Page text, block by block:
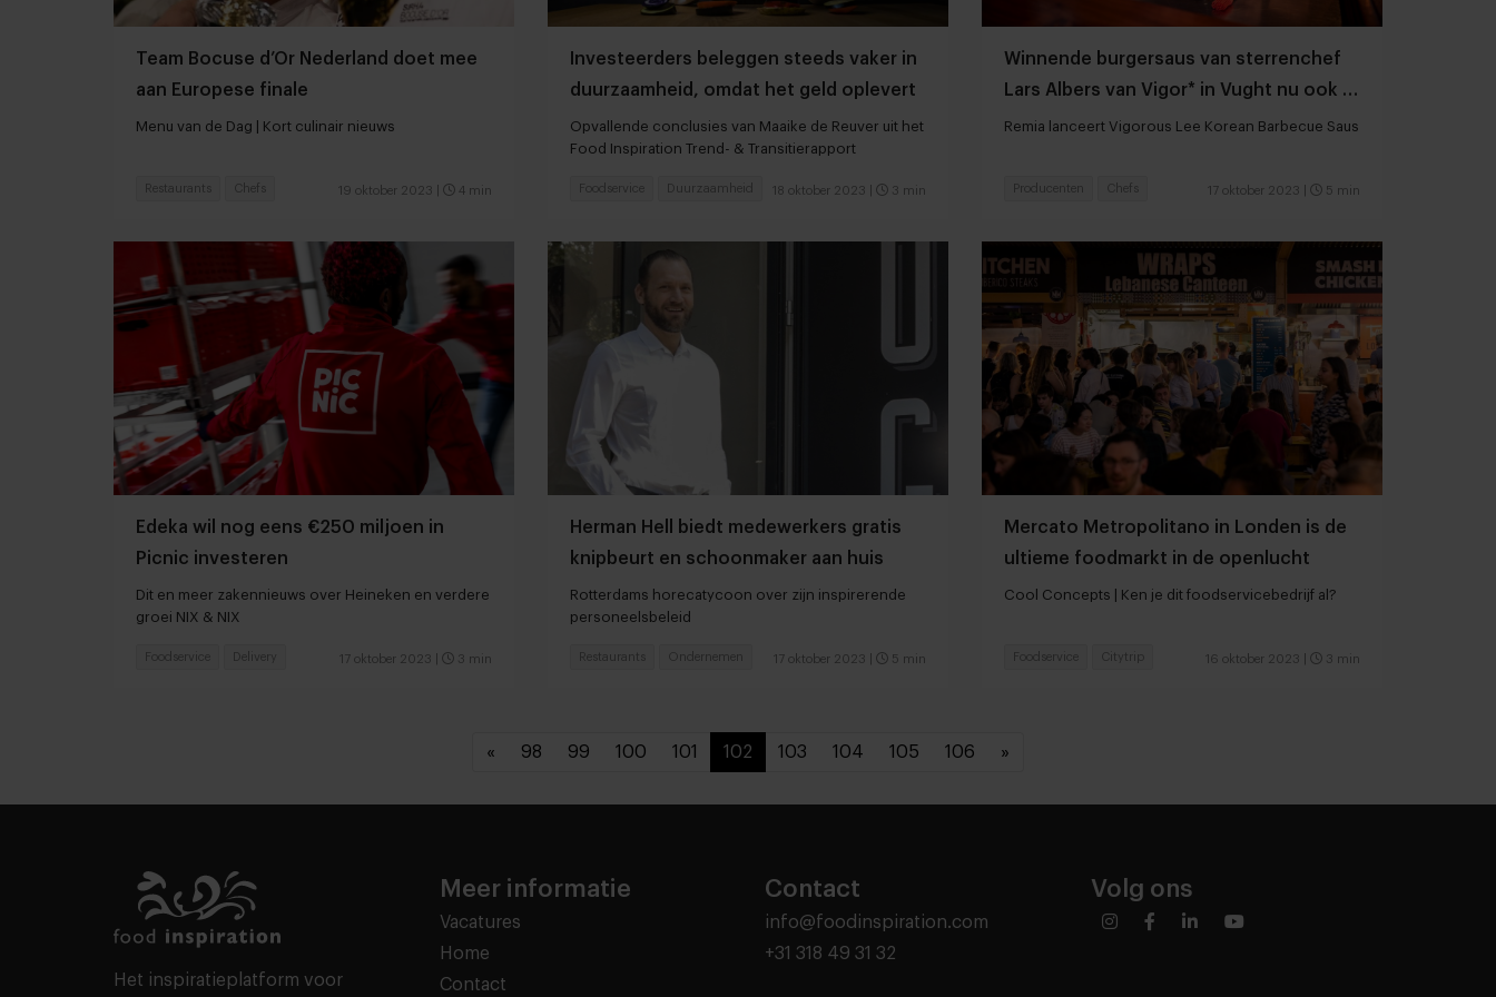
Team Bocuse d’Or Nederland doet mee
aan Europese finale
Menu van de Dag | Kort culinair nieuws
19 oktober 2023 4 min
Restaurants Chefs
Investeerders beleggen steeds vaker in
duurzaamheid, omdat het geld oplevert
Opvallende conclusies van Maaike de Reuver uit het
Food Inspiration Trend- & Transitierapport
18 oktober 2023 3 min
Foodservice Duurzaamheid
Winnende burgersaus van sterrenchef
Lars Albers van Vigor* in Vught nu ook in
de groothandel
Remia lanceert Vigorous Lee Korean Barbecue Saus
17 oktober 2023 5 min
Producenten Chefs
Edeka wil nog eens €250 miljoen in
Picnic investeren
Dit en meer zakennieuws over Heineken en verdere
groei NIX & NIX
17 oktober 2023 3 min
Foodservice Delivery
Herman Hell biedt medewerkers gratis
knipbeurt en schoonmaker aan huis
Rotterdams horecatycoon over zijn inspirerende
personeelsbeleid
17 oktober 2023 5 min
Restaurants Ondernemen
Mercato Metropolitano in Londen is de
ultieme foodmarkt in de openlucht
Cool Concepts | Ken je dit foodservicebedrijf al?
16 oktober 2023 3 min
Foodservice Citytrip
« 98 99 100 101 102 103 104 105 106 »
Het inspiratieplatform voor
Meer informatie
Vacatures
Home
Contact
Contact
info@foodinspiration.com
+31 318 49 31 32
Volg ons